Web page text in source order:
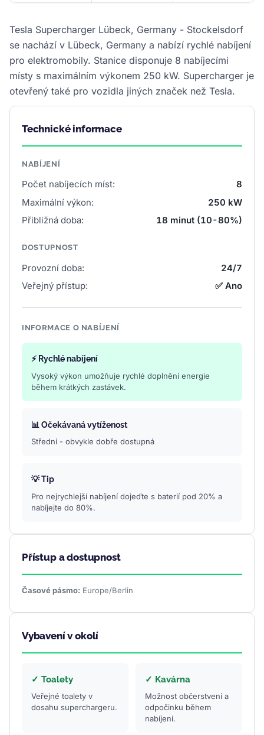
Tesla Supercharger Lübeck, Germany - Stockelsdorf
se nachází v Lübeck, Germany a nabízí rychlé nabíjení
pro elektromobily. Stanice disponuje 8 nabíjecími
místy s maximálním výkonem 250 kW. Supercharger je
otevřený také pro vozidla jiných značek než Tesla.
Technické informace
NABÍJENÍ
Počet nabíjecích míst:
8
Maximální výkon:
250 kW
Přibližná doba:
18 minut (10-80%)
DOSTUPNOST
Provozní doba:
24/7
Veřejný přístup:
✅ Ano
INFORMACE O NABÍJENÍ
⚡ Rychlé nabíjení
Vysoký výkon umožňuje rychlé doplnění energie
během krátkých zastávek.
📊 Očekávaná vytíženost
Střední - obvykle dobře dostupná
💡 Tip
Pro nejrychlejší nabíjení dojeďte s baterií pod 20% a
nabíjejte do 80%.
Přístup a dostupnost
Časové pásmo: Europe/Berlin
Vybavení v okolí
✓ Toalety
Veřejné toalety v
dosahu superchargeru.
✓ Kavárna
Možnost občerstvení a
odpočinku během
nabíjení.